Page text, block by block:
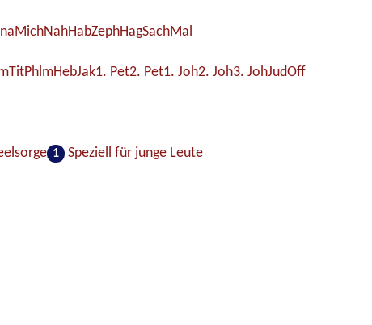
MichNahHabZephHagSachMal
TitPhlmHebJak1. Pet2. Pet1. Joh2. Joh3. JohJudOff
1
Speziell für junge Leute